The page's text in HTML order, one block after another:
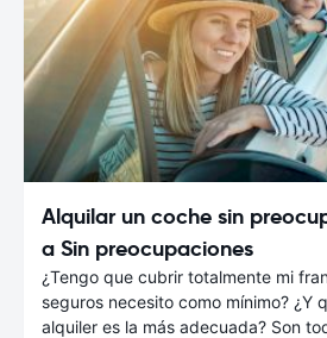
Alquilar un coche sin
a Sin preocupaciones
¿Tengo que cubrir totalmente mi
seguros necesito como mínimo? ¿Y
alquiler es la más adecuada? Son